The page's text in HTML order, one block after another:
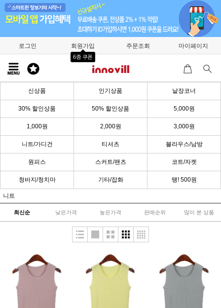
로그인 회원가입
6종 쿠폰
주문조회 마이페이지
신상품 인기상품 낱장코너
30% 할인상품 50% 할인상품 5,000원
1,000원 2,000원 3,000원
니트/가디건 티셔츠 블라우스/남방
원피스 스커트/팬츠 코트/자켓
청바지/청치마 기타/잡화 땡! 500원
니트
최신순 낮은가격 높은가격 판매순위 많이 본 상품